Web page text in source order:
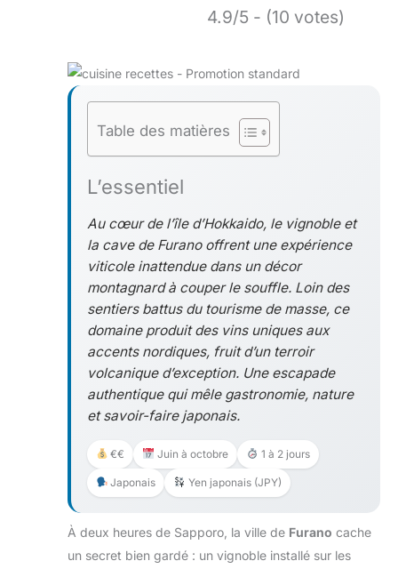
4.9/5 - (10 votes)
Table des matières
L’essentiel
Au cœur de l’île d’Hokkaido, le vignoble et
la cave de Furano offrent une expérience
viticole inattendue dans un décor
montagnard à couper le souffle. Loin des
sentiers battus du tourisme de masse, ce
domaine produit des vins uniques aux
accents nordiques, fruit d’un terroir
volcanique d’exception. Une escapade
authentique qui mêle gastronomie, nature
et savoir-faire japonais.
€€ Juin à octobre 1 à 2 jours
Japonais Yen japonais (JPY)
À deux heures de Sapporo, la ville de Furano cache
un secret bien gardé : un vignoble installé sur les